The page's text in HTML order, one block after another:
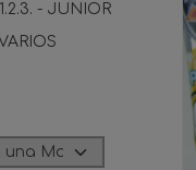
- JUNIOR